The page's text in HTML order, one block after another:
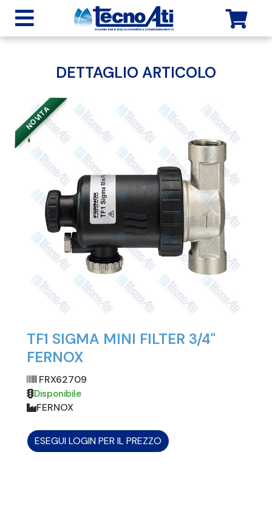
DETTAGLIO ARTICOLO
TF1 SIGMA MINI FILTER 3/4"
FERNOX
FRX62709
Disponibile
FERNOX
ESEGUI LOGIN PER IL PREZZO